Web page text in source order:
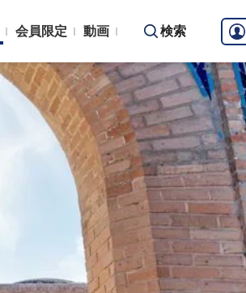
会員限定 動画 検索